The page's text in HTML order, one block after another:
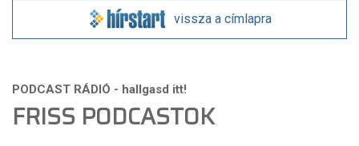
vissza a címlapra
FRISS PODCASTOK